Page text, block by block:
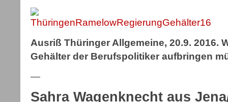
Ausriß Thüringer Allgemeine, 20.9. 2016.
Gehälter der Berufspolitiker aufbringen
—
Sahra Wagenknecht aus